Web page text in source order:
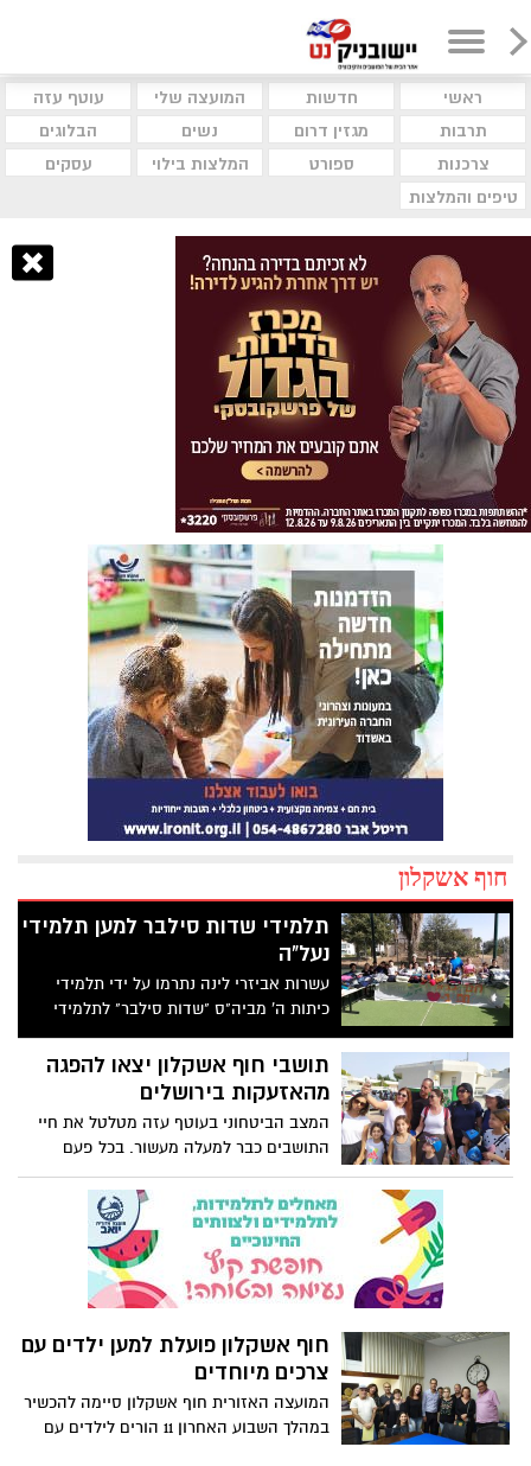
ראשי חדשות המועצה שלי
עוטף עזה
תרבות
מגזין דרום נשים
הבלוגים
צרכנות
ספורט המלצות בילוי
עסקים
טיפים והמלצות
חוף אשקלון
תלמידי שדות סילבר למען תלמידי
נעל"ה
עשרות אביזרי לינה נתרמו על ידי תלמידי
כיתות ה' מביה"ס "שדות סילבר" לתלמידי
נוער עולה. מדובר בפרויקט של תלמידי כיתות
ה' בבית הספר שדות סילבר שבמועצה
האזורית חוף אשקלון, "חם בבית – חם בלב"
תושבי חוף אשקלון יצאו להפגה
מהאזעקות בירושלים
המצב הביטחוני בעוטף עזה מטלטל את חיי
התושבים כבר למעלה מעשור. בכל פעם
שנדמה שהשקט שב על כנו, מופרת השגרה.
בסבב הסלמה זה פתחו את השער לתושבים
ליהנות מזמן הפגה ושקט בעיר ירושלים
חוף אשקלון פועלת למען ילדים עם
צרכים מיוחדים
המועצה האזורית חוף אשקלון סיימה להכשיר
במהלך השבוע האחרון 11 הורים לילדים עם